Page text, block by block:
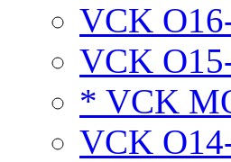
VCK
VCK
* VCK
VCK